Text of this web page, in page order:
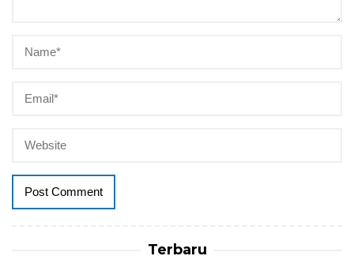
Terbaru